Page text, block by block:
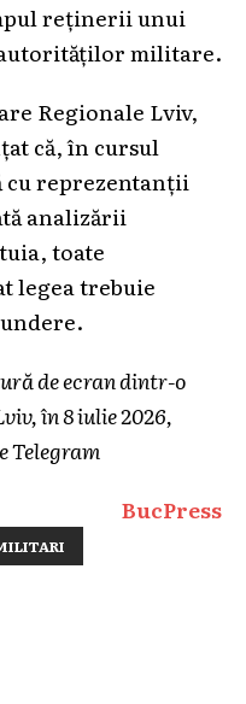
reținerii unui
militare.
Regionale Lviv,
că, în cursul
cu reprezentanții
analizării
toate
legea trebuie
de ecran dintr-o
în 8 iulie 2026,
Telegram
BucPress